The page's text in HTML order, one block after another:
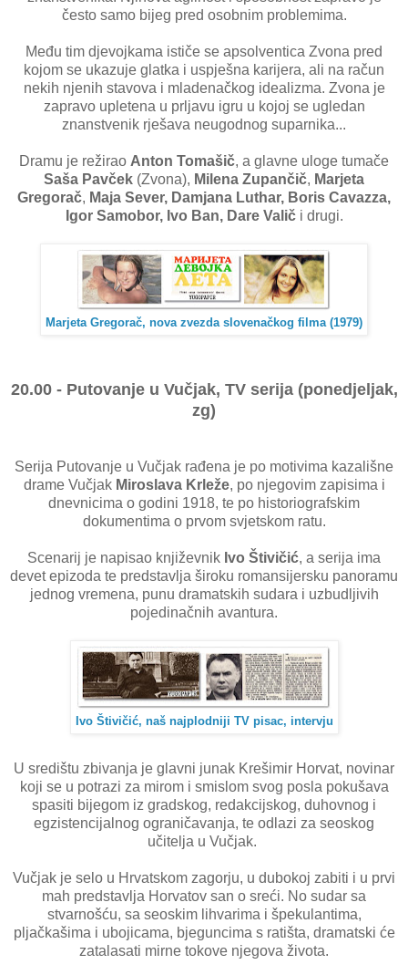
često samo bijeg pred osobnim problemima.
Među tim djevojkama ističe se apsolventica Zvona pred
kojom se ukazuje glatka i uspješna karijera, ali na račun
nekih njenih stavova i mladenačkog idealizma. Zvona je
zapravo upletena u prljavu igru u kojoj se ugledan
znanstvenik rješava neugodnog suparnika...
Dramu je režirao Anton Tomašič, a glavne uloge tumače
Saša Pavček (Zvona), Milena Zupančič, Marjeta
Gregorač, Maja Sever, Damjana Luthar, Boris Cavazza,
Igor Samobor, Ivo Ban, Dare Valič i drugi.
Marjeta Gregorač, nova zvezda slovenačkog filma (1979)
20.00 - Putovanje u Vučjak, TV serija (ponedjeljak,
zg)
Serija Putovanje u Vučjak rađena je po motivima kazališne
drame Vučjak Miroslava Krleže, po njegovim zapisima i
dnevnicima o godini 1918, te po historiografskim
dokumentima o prvom svjetskom ratu.
Scenarij je napisao književnik Ivo Štivičić, a serija ima
devet epizoda te predstavlja široku romansijersku panoramu
jednog vremena, punu dramatskih sudara i uzbudljivih
pojedinačnih avantura.
Ivo Štivičić, naš najplodniji TV pisac, intervju
U središtu zbivanja je glavni junak Krešimir Horvat, novinar
koji se u potrazi za mirom i smislom svog posla pokušava
spasiti bijegom iz gradskog, redakcijskog, duhovnog i
egzistencijalnog ograničavanja, te odlazi za seoskog
učitelja u Vučjak.
Vučjak je selo u Hrvatskom zagorju, u dubokoj zabiti i u prvi
mah predstavlja Horvatov san o sreći. No sudar sa
stvarnošću, sa seoskim lihvarima i špekulantima,
pljačkašima i ubojicama, bjeguncima s ratišta, dramatski će
zatalasati mirne tokove njegova života.